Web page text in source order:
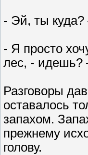
- Эй, ты куда?
- Я просто
лес, - идешь?
Разговоры
оставалось
запахом.
прежнему
голову.